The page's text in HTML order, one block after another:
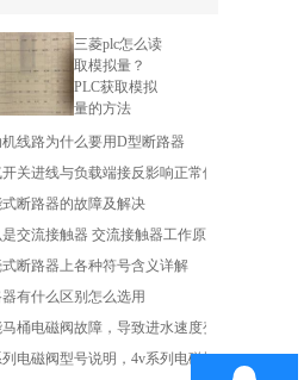
三菱plc怎么读
取模拟量？
PLC获取模拟
量的方法
机线路为什么要用D型断路器
关进线与负载端接反影响正常使用吗
断路器的故障及解决
交流接触器 交流接触器工作原理
断路器上各种符号含义详解
器有什么区别怎么选用
桶电磁阀故障，导致进水速度变慢了怎
列电磁阀型号说明，4v系列电磁阀工作原